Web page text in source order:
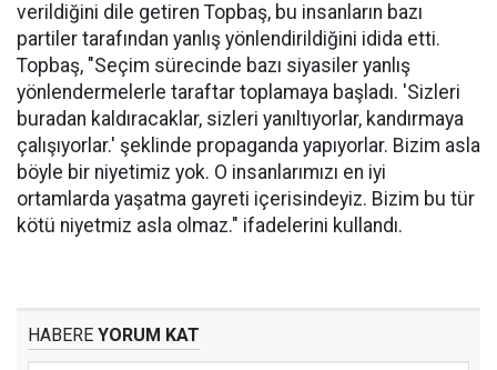
verildiğini dile getiren Topbaş, bu insanların bazı
partiler tarafından yanlış yönlendirildiğini idida etti.
Topbaş, "Seçim sürecinde bazı siyasiler yanlış
yönlendermelerle taraftar toplamaya başladı. 'Sizleri
buradan kaldıracaklar, sizleri yanıltıyorlar, kandırmaya
çalışıyorlar.' şeklinde propaganda yapıyorlar. Bizim asla
böyle bir niyetimiz yok. O insanlarımızı en iyi
ortamlarda yaşatma gayreti içerisindeyiz. Bizim bu tür
kötü niyetmiz asla olmaz." ifadelerini kullandı.
HABERE YORUM KAT